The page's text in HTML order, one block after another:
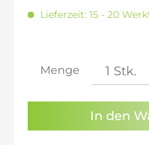
Sie haben die
Kenntnis genommen.
inkl. 16% MwSt.: 213,48 €
inkl. 21% MwSt.: 222,68 €
inkl. 22% MwSt.: 224,52
Lieferzeit: 15 - 20
Menge
In den